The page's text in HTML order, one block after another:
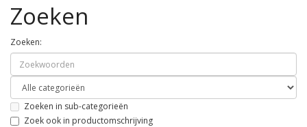
Zoeken
Zoeken:
Zoeken in sub-categorieën
Zoek ook in productomschrijving